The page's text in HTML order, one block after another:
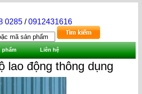
0285 /0912431616
phẩm Liên hệ
lao động thông dụng